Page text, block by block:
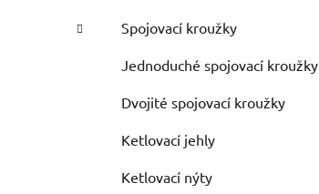
Spojovací kroužky
Jednoduché spojovací kroužky
Dvojité spojovací kroužky
Ketlovací jehly
Ketlovací nýty